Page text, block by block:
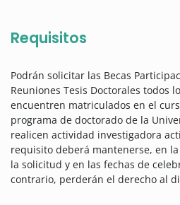
Requisitos
Podrán solicitar las Becas
Reuniones Tesis Doctorales todos
encuentren matriculados en el
programa de doctorado de la
realicen actividad investigadora
requisito deberá mantenerse, en
la solicitud y en las fechas de
contrario, perderán el derecho al